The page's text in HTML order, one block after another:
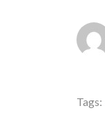
Tags: